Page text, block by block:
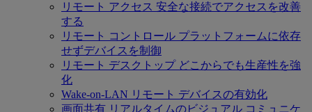
リモート アクセス 安全な接続でアクセスを改善
する
リモート コントロール プラットフォームに依存
せずデバイスを制御
リモート デスクトップ どこからでも生産性を強
化
Wake-on-LAN リモート デバイスの有効化
画面共有 リアルタイムのビジュアル コミュニケ